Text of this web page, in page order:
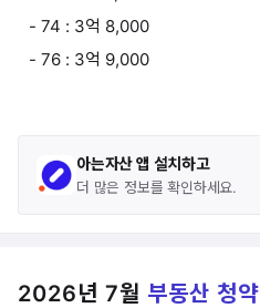
- 74 : 3억 8,000
- 76 : 3억 9,000
아는자산 앱 설치하고
더 많은 정보를 확인하세요.
2026년 7월 부동산 청약